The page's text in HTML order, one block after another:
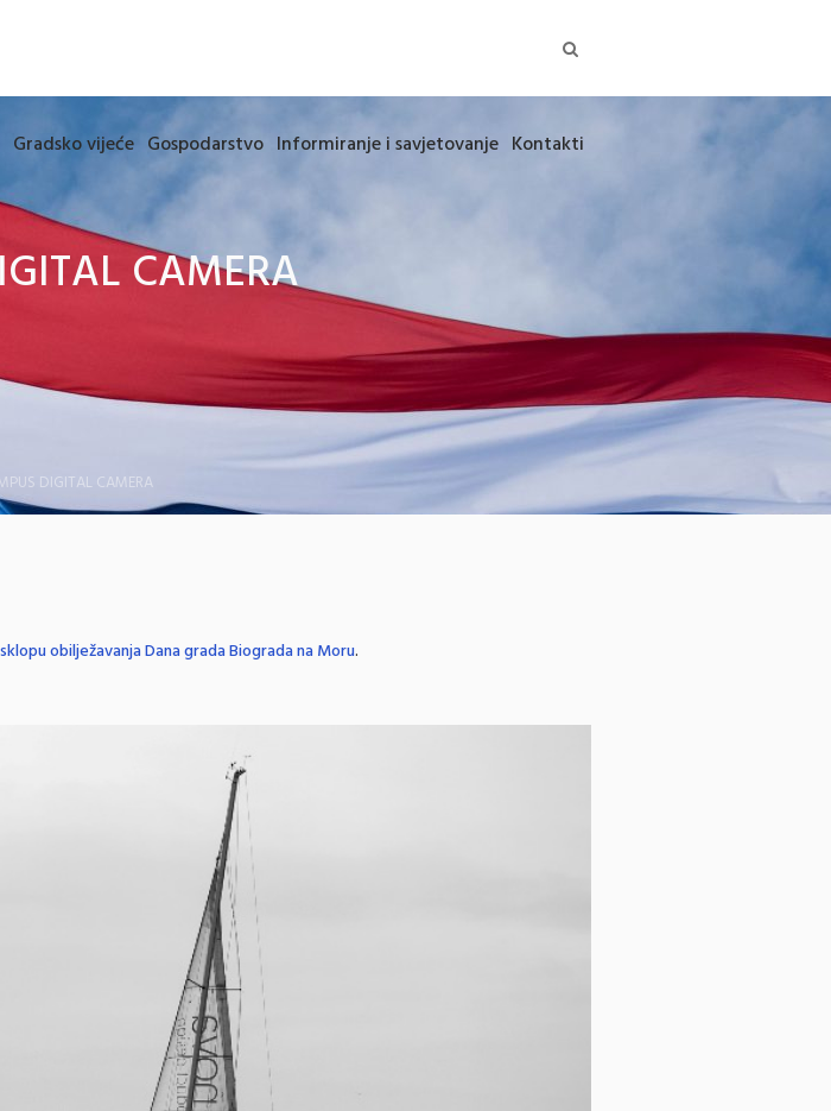
Gradsko vijeće Gospodarstvo Informiranje i savjetovanje Kontakti
CAMERA
DIGITAL CAMERA
obilježavanja Dana grada Biograda na Moru.